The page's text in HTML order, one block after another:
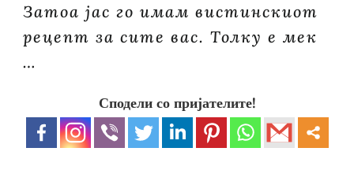
Затоа јас го имам вистинскиот
рецепт за сите вас. Толку е мек
…
Сподели со пријателите!